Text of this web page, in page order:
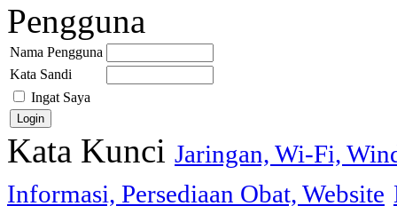
Pengguna
Nama Pengguna
Kata Sandi
Ingat Saya
Kata Kunci Jaringan, Wi-Fi,
Informasi, Persediaan Obat, Website